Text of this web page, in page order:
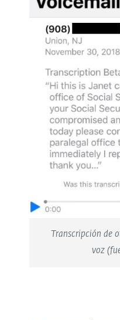
Transcripción de
voz